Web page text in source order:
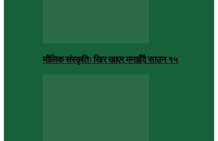
मौलिक संस्कृतिः खिर खाएर मनाइँदै साउन १५